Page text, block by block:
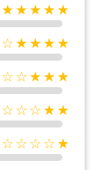
★★★★★
★★★★☆
★★★☆☆
★★☆☆☆
★☆☆☆☆